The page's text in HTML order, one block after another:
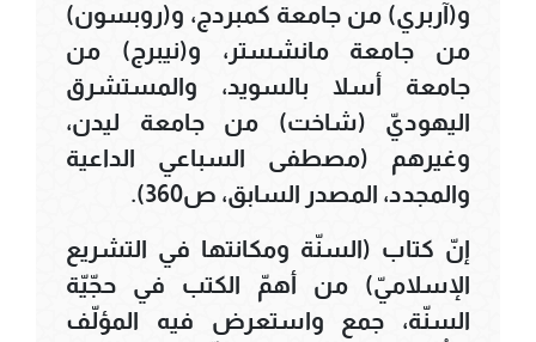
و(آربري) من جامعة كمبردج، و(روبسون)
من جامعة مانشستر، و(نيبرج) من
جامعة أسلا بالسويد، والمستشرق
اليهوديّ (شاخت) من جامعة ليدن،
وغيرهم (مصطفى السباعي الداعية
والمجدد، المصدر السابق، ص360).
إنّ كتاب (السنّة ومكانتها في التشريع
الإسلاميّ) من أهمّ الكتب في حجّيّة
السنّة، جمع واستعرض فيه المؤلّف